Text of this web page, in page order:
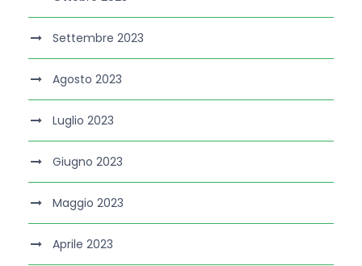
Settembre 2023
Agosto 2023
Luglio 2023
Giugno 2023
Maggio 2023
Aprile 2023